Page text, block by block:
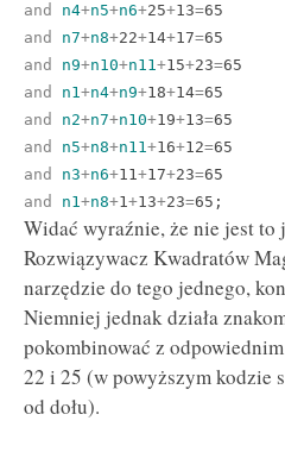
and
n4+n5+n6+25+13=65
and
n7+n8+22+14+17=65
and
n9+n10+n11+15+23=65
and
n1+n4+n9+18+14=65
and
n2+n7+n10+19+13=65
and
n5+n8+n11+16+12=65
and
n3+n6+11+17+23=65
and
n1+n8+1+13+23=65;
Widać wyraźnie, że nie jest to
Rozwiązywacz Kwadratów
narzędzie do tego jednego,
Niemniej jednak działa
pokombinować z
22 i 25 (w powyższym kodzie
od dołu).